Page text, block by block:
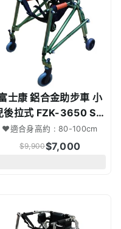
士康 鋁合金助步車 小
後拉式 FZK-3650 S綠
| 兒童助步車
♥適合身高約 : 80-100cm
$9,900$7,000